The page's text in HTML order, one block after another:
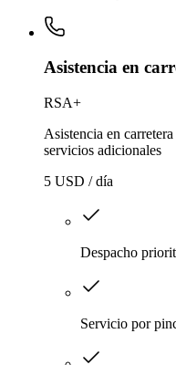
Asistencia en
RSA+
Asistencia en
servicios adicionales
5 USD / día
Despacho
Servicio por